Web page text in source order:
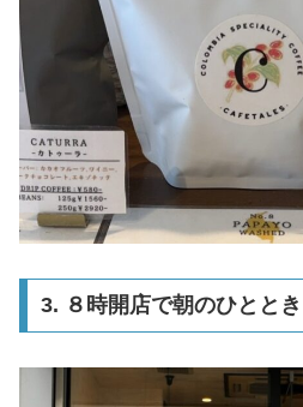
3. ８時開店で朝のひとと